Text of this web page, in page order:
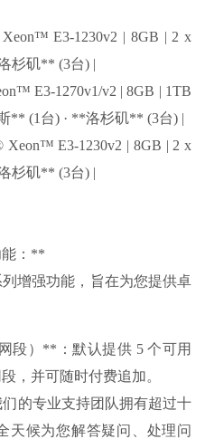
E3-1230v2 | 8GB | 2 x
杉矶** (3台) |
E3-1270v1/v2 | 8GB | 1TB
** (1台) · **洛杉矶** (3台) |
E3-1230v2 | 8GB | 2 x
杉矶** (3台) |
能：**
增强功能，旨在为您提供卓
段）**：默认提供 5 个可用
，并可随时付费追加。
的专业支持团队拥有超过十
天候为您解答疑问、处理问